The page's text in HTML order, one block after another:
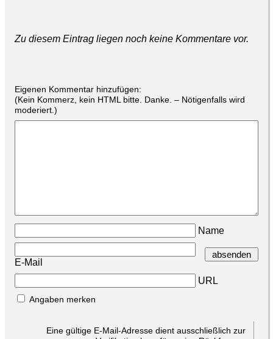
Zu diesem Eintrag liegen noch keine Kommentare vor.
Eigenen Kommentar hinzufügen:
(Kein Kommerz, kein HTML bitte. Danke. – Nötigenfalls wird
moderiert.)
Name
E-Mail
URL
Angaben merken
Eine gültige E-Mail-Adresse dient ausschließlich zur